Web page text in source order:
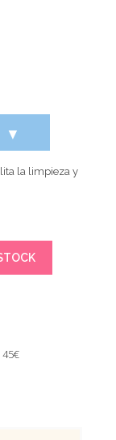
▼
la limpieza y
45€